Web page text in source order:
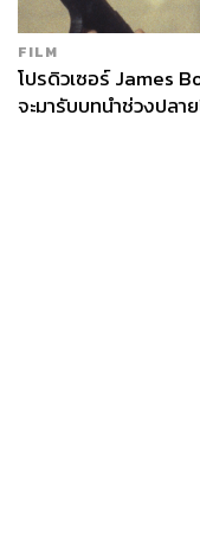
FILM
โปรดิวเซอร์ James
จะมารับบทนำช่วงปลา